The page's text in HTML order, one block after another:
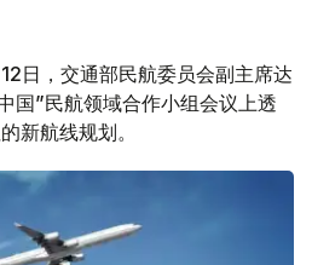
日，交通部民航委员会副主席达
国”民航领域合作小组会议上透
新航线规划。